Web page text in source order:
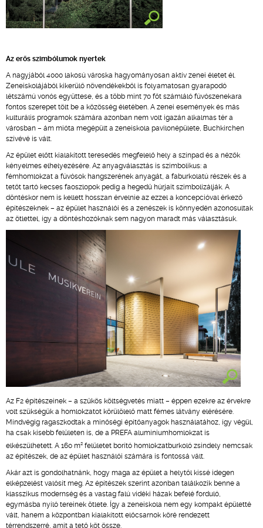
Az erős szimbólumok nyertek
A nagyjából 4000 lakosú városka hagyományosan aktív zenei életet él.
Zeneiskolájából kikerülő növendékekből is folyamatosan gyarapodó
létszámú vonós együttese, és a több mint 70 főt számláló fúvószenekara
fontos szerepet tölt be a közösség életében. A zenei események és más
kulturális programok számára azonban nem volt igazán alkalmas tér a
városban – ám mióta megépült a zeneiskola pavilonépülete, Buchkirchen
szívévé is vált.
Az épület előtt kialakított teresedés megfelelő hely a színpad és a nézők
kényelmes elhelyezésére. Az anyagválasztás is szimbolikus: a
fémhomlokzat a fúvósok hangszerének anyagát, a faburkolatú részek és a
tetőt tartó kecses faoszlopok pedig a hegedű húrjait szimbolizálják. A
döntéskor nem is kellett hosszan érvelnie az ezzel a koncepcióval érkező
építészeknek – az épület használói és a zenészek is könnyedén azonosultak
az ötlettel, így a döntéshozóknak sem nagyon maradt más választásuk.
Az F2 építészeinek – a szűkös költségvetés miatt – éppen ezekre az érvekre
volt szükségük a homlokzatot körülölelő matt fémes látvány elérésére.
Mindvégig ragaszkodtak a minőségi építőanyagok használatához, így végül,
ha csak kisebb felületen is, de a PREFA alumíniumhomlokzat is
elkészülhetett. A 160 m2 felületet borító homlokzatburkoló zsindely nemcsak
az építészek, de az épület használói számára is fontossá vált.
Akár azt is gondolhatnánk, hogy maga az épület a helytől kissé idegen
elképzelést valósít meg. Az építészek szerint azonban találkozik benne a
klasszikus modernség és a vastag falú vidéki házak befelé forduló,
egymásba nyíló tereinek ötlete. Így a zeneiskola nem egy kompakt épületté
vált, hanem a központban kialakított előcsarnok köré rendezett
térrendszerré, amit a tető köt össze.